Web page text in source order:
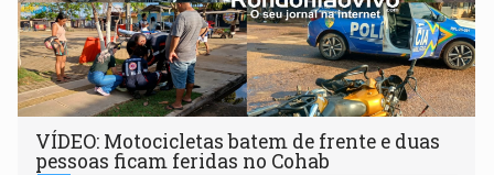
VÍDEO: Motocicletas batem de frente e duas
pessoas ficam feridas no Cohab